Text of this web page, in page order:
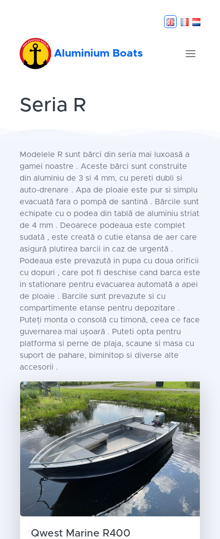
Aluminium Boats
Seria R
Modelele R sunt bărci din seria mai luxoasă a
gamei noastre . Aceste bărci sunt construite
din aluminiu de 3 si 4 mm, cu pereti dubli si
auto-drenare . Apa de ploaie este pur si simplu
evacuată fara o pompă de santină . Bărcile sunt
echipate cu o podea din tablă de aluminiu striat
de 4 mm . Deoarece podeaua este complet
sudată , este creată o cutie etansa de aer care
asigură plutirea barcii in caz de urgentă .
Podeaua este prevazută in pupa cu doua orificii
cu dopuri , care pot fi deschise cand barca este
in stationare pentru evacuarea automată a apei
de ploaie . Barcile sunt prevazute si cu
compartimente etanse pentru depozitare .
Puteți monta o consolă cu timonă, ceea ce face
guvernarea mai ușoară . Puteti opta pentru
platforma si perne de plaja, scaune si masa cu
suport de pahare, biminitop si diverse alte
accesorii .
Qwest Marine R400